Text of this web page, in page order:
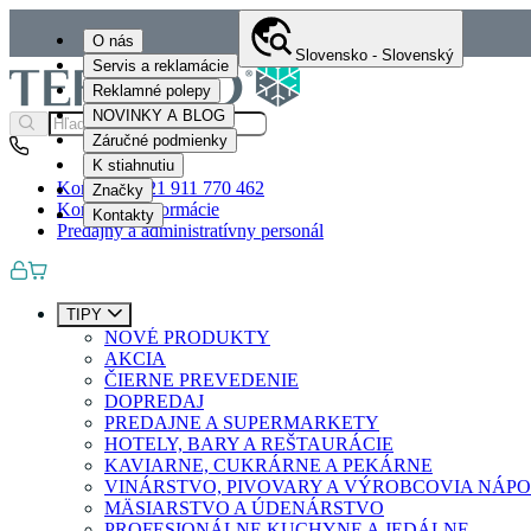
O nás
Servis a reklamácie
Reklamné polepy
NOVINKY A BLOG
Záručné podmienky
K stiahnutiu
Značky
Kontakty
Slovensko - Slovenský
Kontakty+421 911 770 462
Kontaktné informácie
Predajný a administratívny personál
TIPY
NOVÉ PRODUKTY
AKCIA
ČIERNE PREVEDENIE
DOPREDAJ
PREDAJNE A SUPERMARKETY
HOTELY, BARY A REŠTAURÁCIE
KAVIARNE, CUKRÁRNE A PEKÁRNE
VINÁRSTVO, PIVOVARY A VÝROBCOVIA
MÄSIARSTVO A ÚDENÁRSTVO